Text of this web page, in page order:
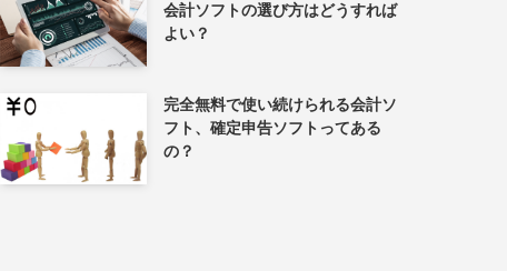
会計ソフトの選び方はどうすれば
よい？
完全無料で使い続けられる会計ソ
フト、確定申告ソフトってある
の？